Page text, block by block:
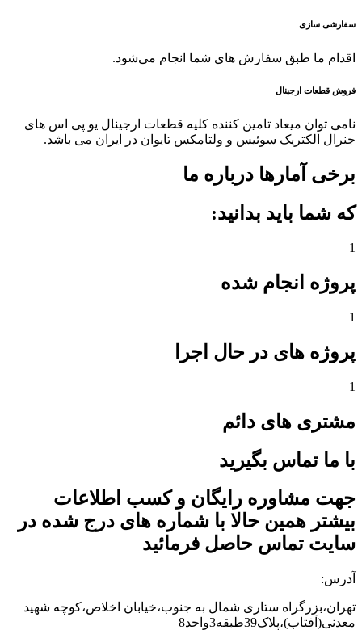
سفارشی سازی
اقدام ما طبق سفارش های شما انجام می‌شود.
فروش قطعات ارجینال
نامی توان میعاد تامین کننده کلیه قطعات ارجینال یو پی اس های
جنرال الکتریک سوئیس و ولتامکس تایوان در ایران می باشد.
برخی آمارها درباره ما
که شما باید بدانید:
1
پروژه انجام شده
1
پروژه های در حال اجرا
1
مشتری های دائم
با ما تماس بگیرید
جهت مشاوره رایگان و کسب اطلاعات
بیشتر همین حالا با شماره های درج شده در
سایت تماس حاصل فرمائید
آدرس:
تهران،بزرگراه ستاری شمال به جنوب،خیابان اخلاص،کوچه شهید
معدنی(آفتاب)،پلاک39طبقه3واحد8